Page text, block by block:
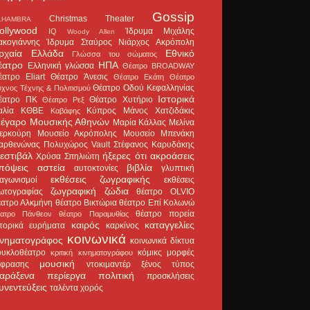
Christmas Theater Gossip
IQ Woody Allen
Ίδρυμα Μιχάλης
Ίδρυμα Σταύρος Νιάρχος Ακρόπολη
Ελλάδα Γλώσσα του σώματος
Εθνικό
Ελληνική γλώσσα ΗΠΑ Θέατρο BROADWAY
Eliart Θέατρο Άνεσις Θέατρο Εκάτη
Θέατρο
Τέχνης & Πολιτισμού Θέατρο Οδού Κεφαλληνίας
ΠΚ
Θέατρο Ρεξ Θέατρο Χυτήριο Ιστορικά
ΚΘΒΕ Καβάφης Κύπρος Μάνος Χατζιδάκις
Μουσικής Αθηνών Μαρία Κάλλας Μελίνα
Μουσείο Ακρόπολης
Μουσείο Μπενάκη
Πολυχώρος Vault Στέφανος Καρυδάκης
Χρύσα Σπηλιώτη ήξερες ότι ακροάσεις
αστεία αυτοκτονίες βιβλία
γλυπτική
εκθέσεις ζωγραφικής
εκθέσεις
ζωγραφική ζώδια
θέατρο OLVIO
Αλκμήνη θέατρο Βικτώρια θέατρο Επί Κολωνώ
Πάνθεον θέατρο Παραμυθίας
θέατρο πορεία
ευρήματα
καιρός καρκίνος
καταγγελίες
κοινωνικά κοινωνικά δίκτυα
κριτική κινηματογράφου κόμικς μορφές
μουσική ντοκιμαντέρ ξένος τύπος
περίεργα πολιτική προσκλήσεις
ταλέντα χορός